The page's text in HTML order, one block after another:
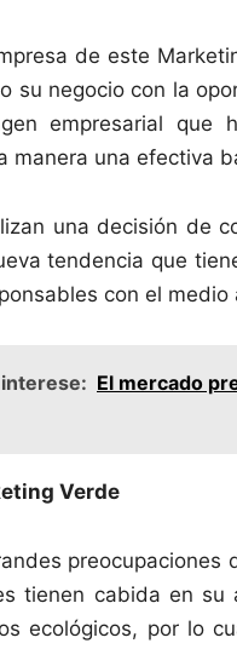
de este
su negocio con la
empresarial
manera una efectiva
una decisión de
tendencia que
con el medio
El mercado
Verde
tienen cabida en
ecológicos, por lo